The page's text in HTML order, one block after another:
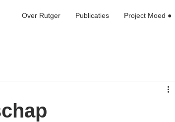
Over Rutger Publicaties Project Moed ●